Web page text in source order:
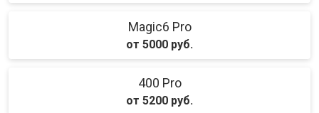
Magic6 Pro
от 5000 руб.
400 Pro
от 5200 руб.